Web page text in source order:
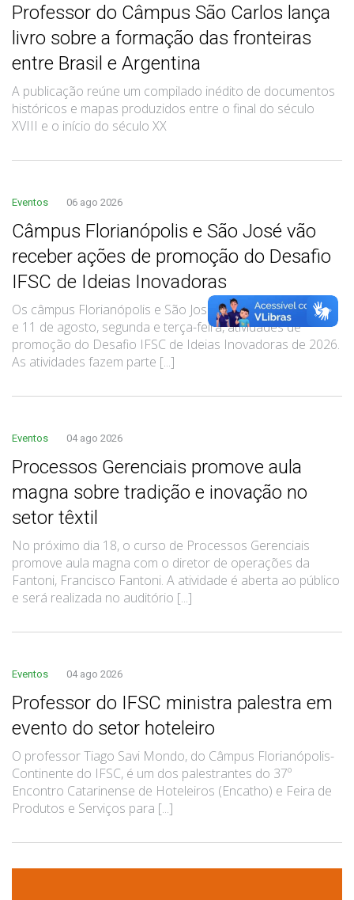
Professor do Câmpus São Carlos lança
livro sobre a formação das fronteiras
entre Brasil e Argentina
A publicação reúne um compilado inédito de documentos
históricos e mapas produzidos entre o final do século
XVIII e o início do século XX
Eventos 06 ago 2026
Câmpus Florianópolis e São José vão
receber ações de promoção do Desafio
IFSC de Ideias Inovadoras
Os câmpus Florianópolis e São José recebem nos dias 10
e 11 de agosto, segunda e terça-feira, atividades de
promoção do Desafio IFSC de Ideias Inovadoras de 2026.
As atividades fazem parte [...]
Eventos 04 ago 2026
Processos Gerenciais promove aula
magna sobre tradição e inovação no
setor têxtil
No próximo dia 18, o curso de Processos Gerenciais
promove aula magna com o diretor de operações da
Fantoni, Francisco Fantoni. A atividade é aberta ao público
e será realizada no auditório [...]
Eventos 04 ago 2026
Professor do IFSC ministra palestra em
evento do setor hoteleiro
O professor Tiago Savi Mondo, do Câmpus Florianópolis-
Continente do IFSC, é um dos palestrantes do 37º
Encontro Catarinense de Hoteleiros (Encatho) e Feira de
Produtos e Serviços para [...]